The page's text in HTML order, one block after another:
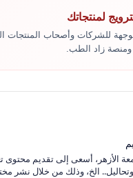
لمنتجاتك
للشركات وأصحاب المنتجات
زاد الطب.
الأزهر، أسعى إلى تقديم محتوى
الخ، وذلك من خلال نشر مختلف